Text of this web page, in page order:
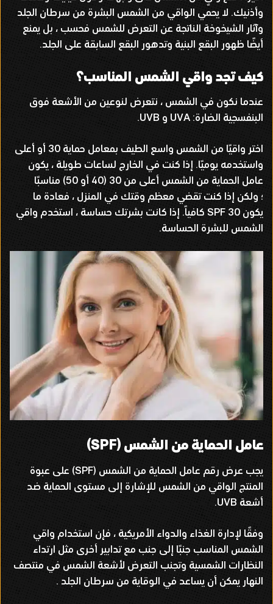
وأذنيك. لا يحمي الواقي من الشمس البشرة من سرطان الجلد
وآثار الشيخوخة الناتجة عن التعرض للشمس فحسب ، بل يمنع
أيضًا ظهور البقع البنية وتدهور البقع السابقة على الجلد.
كيف تجد واقي الشمس المناسب؟
عندما نكون في الشمس ، نتعرض لنوعين من الأشعة فوق
البنفسجية الضارة: UVA و UVB.
اختر واقيًا من الشمس واسع الطيف بمعامل حماية 30 أو أعلى
واستخدمه يوميًا. إذا كنت في الخارج لساعات طويلة ، يكون
عامل الحماية من الشمس أعلى من 30 (40 أو 50) مناسبًا
؛ ولكن إذا كنت تقضي معظم وقتك في المنزل ، فعادة ما
يكون SPF 30 كافياً. إذا كانت بشرتك حساسة ، استخدم واقي
الشمس للبشرة الحساسة.
عامل الحماية من الشمس (SPF)
يجب عرض رقم عامل الحماية من الشمس (SPF)
على عبوة
المنتج الواقي من الشمس للإشارة إلى مستوى الحماية ضد
أشعة UVB.
وفقًا لإدارة الغذاء والدواء الأمريكية ، فإن استخدام واقي
الشمس المناسب جنبًا إلى جنب مع تدابير أخرى مثل ارتداء
النظارات الشمسية وتجنب التعرض لأشعة الشمس في منتصف
النهار يمكن أن يساعد في الوقاية من سرطان الجلد .